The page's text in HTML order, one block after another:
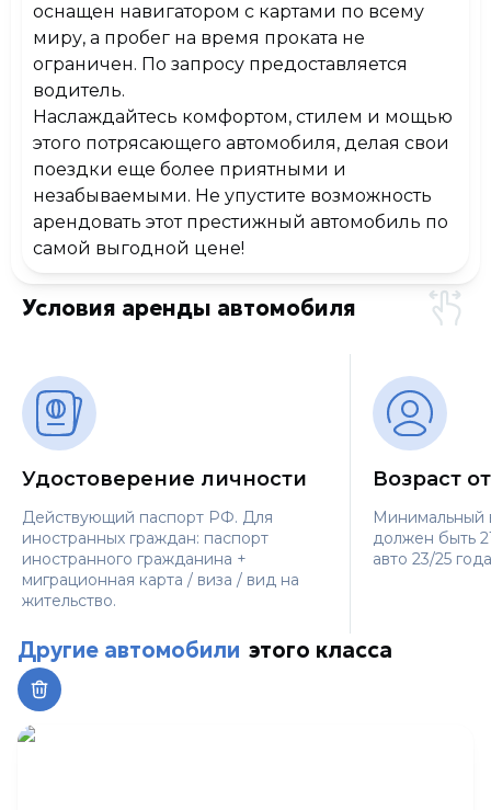
оснащен навигатором с картами по всему
миру, а пробег на время проката не
ограничен. По запросу предоставляется
водитель.
Наслаждайтесь комфортом, стилем и мощью
этого потрясающего автомобиля, делая свои
поездки еще более приятными и
незабываемыми. Не упустите возможность
арендовать этот престижный автомобиль по
самой выгодной цене!
Условия аренды автомобиля
Удостоверение личности
Действующий паспорт РФ. Для
иностранных граждан: паспорт
иностранного гражданина +
миграционная карта / виза / вид на
жительство.
Возраст
Минимальный
должен быть
авто 23/25
Другие автомобили этого класса